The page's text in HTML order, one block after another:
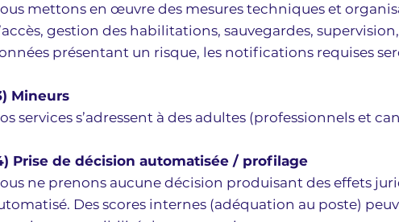
mettons en œuvre des mesures techniques et
gestion des habilitations, sauvegardes,
présentant un risque, les notifications requises
Mineurs
services s’adressent à des adultes (professionnels et
Prise de décision automatisée / profilage
ne prenons aucune décision produisant des effets
Des scores internes (adéquation au poste)